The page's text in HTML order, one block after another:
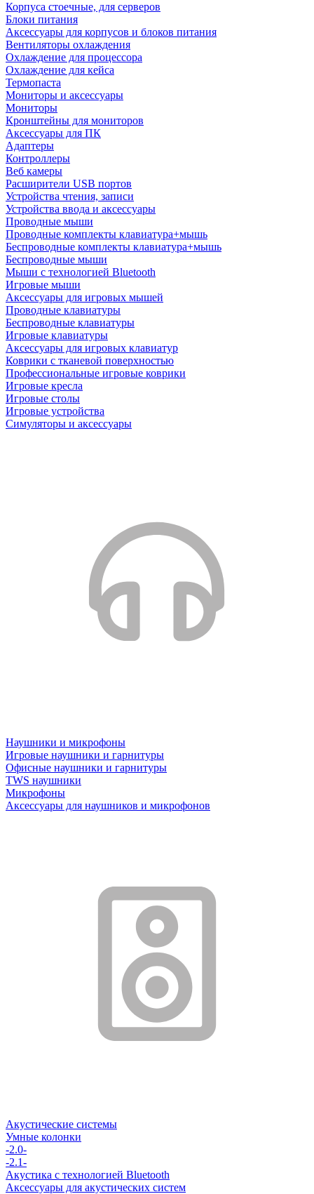
Корпуса стоечные, для серверов
Блоки питания
Аксессуары для корпусов и блоков питания
Вентиляторы охлаждения
Охлаждение для процессора
Охлаждение для кейса
Термопаста
Мониторы и аксессуары
Мониторы
Кронштейны для мониторов
Аксессуары для ПК
Адаптеры
Контроллеры
Веб камеры
Расширители USB портов
Устройства чтения, записи
Устройства ввода и аксессуары
Проводные мыши
Проводные комплекты клавиатура+мышь
Беспроводные комплекты клавиатура+мышь
Беспроводные мыши
Мыши с технологией Bluetooth
Игровые мыши
Аксессуары для игровых мышей
Проводные клавиатуры
Беспроводные клавиатуры
Игровые клавиатуры
Аксессуары для игровых клавиатур
Коврики с тканевой поверхностью
Профессиональные игровые коврики
Игровые кресла
Игровые столы
Игровые устройства
Симуляторы и аксессуары
Наушники и микрофоны
Игровые наушники и гарнитуры
Офисные наушники и гарнитуры
TWS наушники
Микрофоны
Аксессуары для наушников и микрофонов
Акустические системы
Умные колонки
-2.0-
-2.1-
Акустика с технологией Bluetooth
Аксессуары для акустических систем